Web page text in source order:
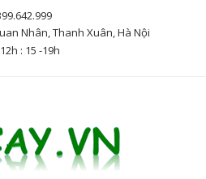
Nhân, Thanh Xuân, Hà Nội
: 15 -19h